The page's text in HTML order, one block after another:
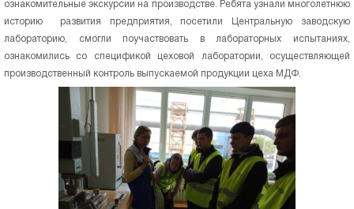
ознакомительные экскурсии на производстве. Ребята узнали многолетнюю
историю развития предприятия, посетили Центральную заводскую
лабораторию, смогли поучаствовать в лабораторных испытаниях,
ознакомились со спецификой цеховой лаборатории, осуществляющей
производственный контроль выпускаемой продукции цеха МДФ.